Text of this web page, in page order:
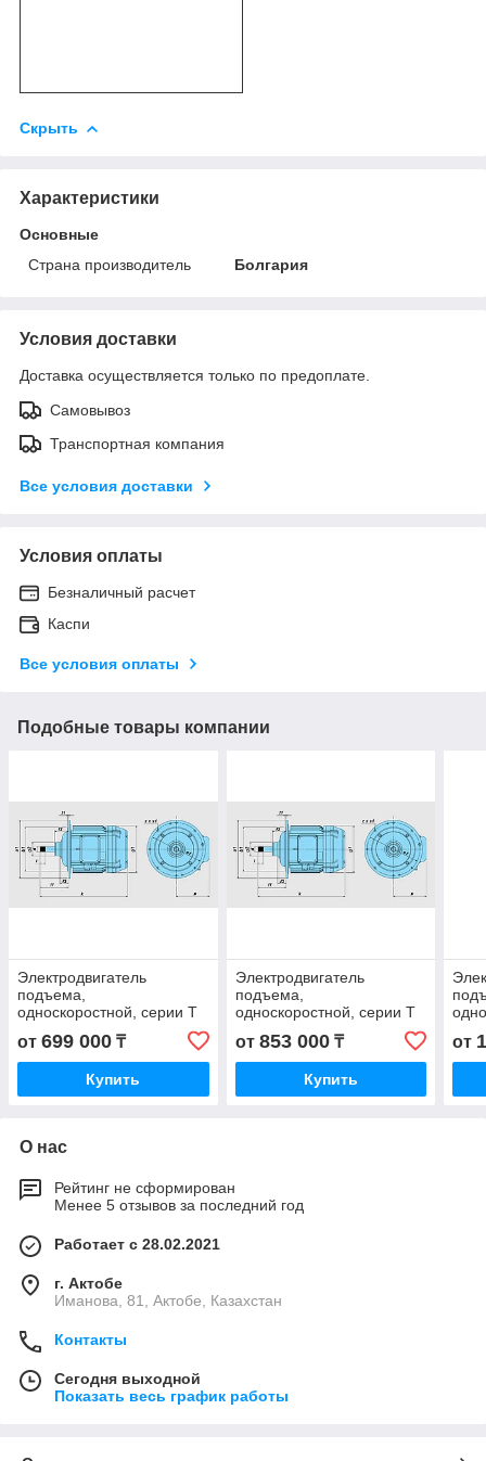
Скрыть
Характеристики
Основные
Страна производитель
Болгария
Условия доставки
Доставка осуществляется только по предоплате.
Самовывоз
Транспортная компания
Все условия доставки
Условия оплаты
Безналичный расчет
Каспи
Все условия оплаты
Подобные товары компании
Электродвигатель
подъема,
односкоростной, серии T
КГЕ 1605-6ТР1 KGE 1605-
6TP1 КГ 1605-6 ТР1 KG
1605-6 TP1
от 699 000 ₸
Купить
Электродвигатель
подъема,
односкоростной, серии T
КГЕ II 1608-6ТР1 KGE II
1608-6TP1 КГ II 1608-
6ТР1 KG II
от 853 000₸
Купить
от
О нас
Рейтинг не сформирован
Менее 5 отзывов за последний год
Работает с 28.02.2021
г. Актобе
Иманова, 81, Актобе, Казахстан
Контакты
Сегодня выходной
Показать весь график работы